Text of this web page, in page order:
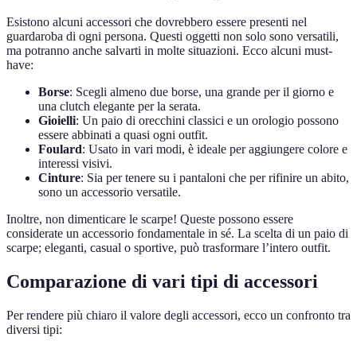
Esistono alcuni accessori che dovrebbero essere presenti nel
guardaroba di ogni persona. Questi oggetti non solo sono versatili,
ma potranno anche salvarti in molte situazioni. Ecco alcuni must-
have:
Borse: Scegli almeno due borse, una grande per il giorno e
una clutch elegante per la serata.
Gioielli: Un paio di orecchini classici e un orologio possono
essere abbinati a quasi ogni outfit.
Foulard: Usato in vari modi, è ideale per aggiungere colore e
interessi visivi.
Cinture: Sia per tenere su i pantaloni che per rifinire un abito,
sono un accessorio versatile.
Inoltre, non dimenticare le scarpe! Queste possono essere
considerate un accessorio fondamentale in sé. La scelta di un paio di
scarpe; eleganti, casual o sportive, può trasformare l’intero outfit.
Comparazione di vari tipi di accessori
Per rendere più chiaro il valore degli accessori, ecco un confronto tra
diversi tipi: